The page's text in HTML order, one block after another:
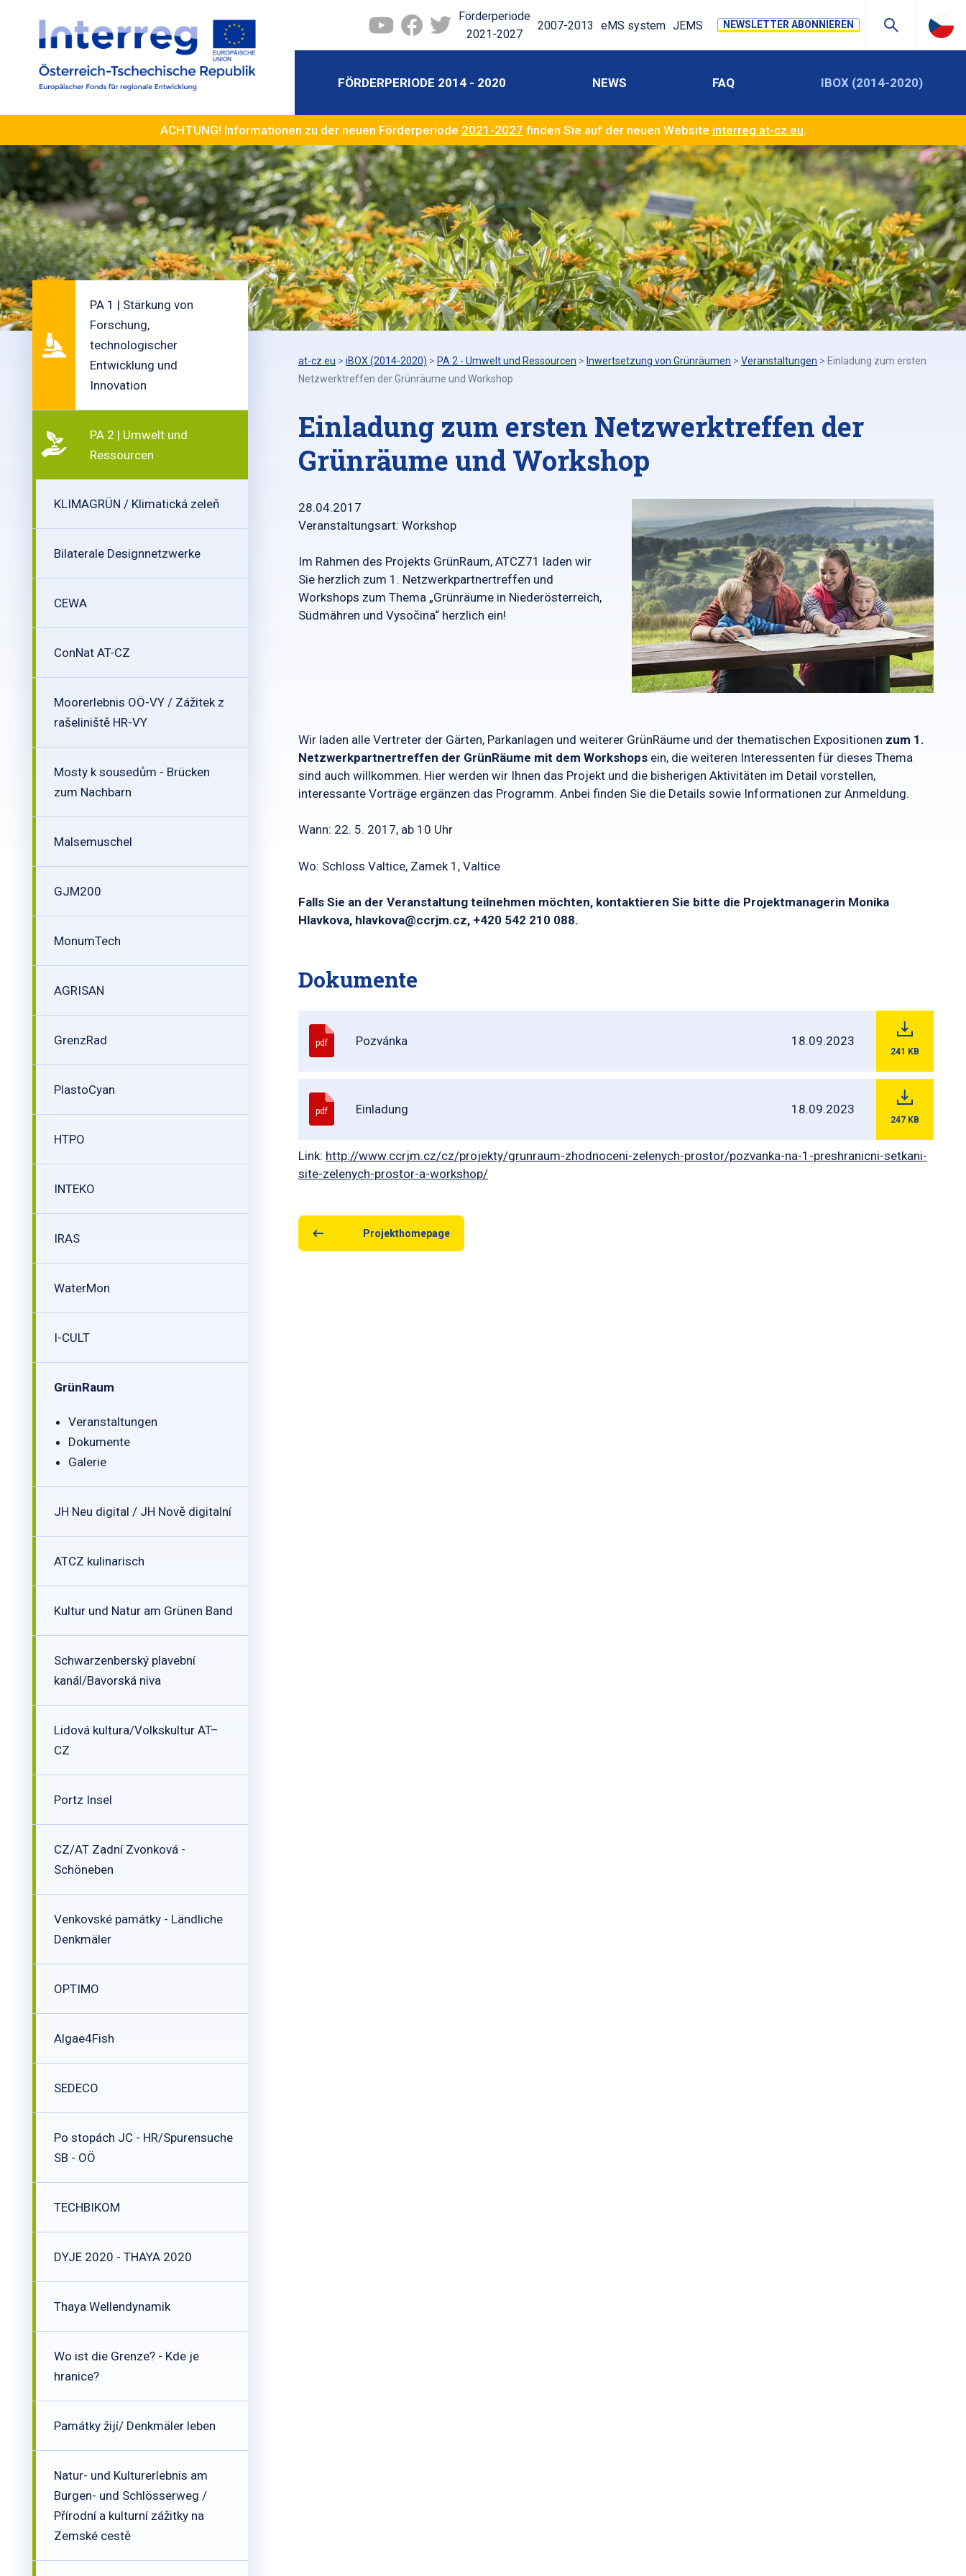
Förderperiode
2021-2027
2007-2013 eMS system JEMS NEWSLETTER ABONNIEREN
FÖRDERPERIODE 2014 - 2020 NEWS FAQ IBOX (2014-2020)
ACHTUNG! Informationen zu der neuen Förderperiode 2021-2027 finden Sie auf der neuen Website interreg.at-cz.eu.
PA 1 | Stärkung von
Forschung,
technologischer
Entwicklung und
Innovation
PA 2 | Umwelt und
Ressourcen
KLIMAGRÜN / Klimatická zeleň
Bilaterale Designnetzwerke
CEWA
ConNat AT-CZ
Moorerlebnis OÖ-VY / Zážitek z
rašeliniště HR-VY
Mosty k sousedům - Brücken
zum Nachbarn
Malsemuschel
GJM200
MonumTech
AGRISAN
GrenzRad
PlastoCyan
HTPO
INTEKO
IRAS
WaterMon
I-CULT
GrünRaum
Veranstaltungen
Dokumente
Galerie
JH Neu digital / JH Nově digitalní
ATCZ kulinarisch
Kultur und Natur am Grünen Band
Schwarzenberský plavební
kanál/Bavorská niva
Lidová kultura/Volkskultur AT–
CZ
Portz Insel
CZ/AT Zadní Zvonková -
Schöneben
Venkovské památky - Ländliche
Denkmäler
OPTIMO
Algae4Fish
SEDECO
Po stopách JC - HR/Spurensuche
SB - OÖ
TECHBIKOM
DYJE 2020 - THAYA 2020
Thaya Wellendynamik
Wo ist die Grenze? - Kde je
hranice?
Památky žijí/ Denkmäler leben
Natur- und Kulturerlebnis am
Burgen- und Schlösserweg /
Přírodní a kulturní zážitky na
Zemské cestě
at-cz.eu > iBOX (2014-2020) > PA 2 - Umwelt und Ressourcen > Inwertsetzung von Grünräumen > Veranstaltungen > Einladung zum ersten
Netzwerktreffen der Grünräume und Workshop
Einladung zum ersten Netzwerktreffen der
Grünräume und Workshop
28.04.2017
Veranstaltungsart: Workshop
Im Rahmen des Projekts GrünRaum, ATCZ71 laden wir
Sie herzlich zum 1. Netzwerkpartnertreffen und
Workshops zum Thema „Grünräume in Niederösterreich,
Südmähren und Vysočina“ herzlich ein!
Wir laden alle Vertreter der Gärten, Parkanlagen und weiterer GrünRäume und der thematischen Expositionen zum 1.
Netzwerkpartnertreffen der GrünRäume mit dem Workshops ein, die weiteren Interessenten für dieses Thema
sind auch willkommen. Hier werden wir Ihnen das Projekt und die bisherigen Aktivitäten im Detail vorstellen,
interessante Vorträge ergänzen das Programm. Anbei finden Sie die Details sowie Informationen zur Anmeldung.
Wann: 22. 5. 2017, ab 10 Uhr
Wo: Schloss Valtice, Zamek 1, Valtice
Falls Sie an der Veranstaltung teilnehmen möchten, kontaktieren Sie bitte die Projektmanagerin Monika
Hlavkova, hlavkova@ccrjm.cz, +420 542 210 088.
Dokumente
pdf Pozvánka 18.09.2023
241 KB
pdf Einladung 18.09.2023
247 KB
Link: http://www.ccrjm.cz/cz/projekty/grunraum-zhodnoceni-zelenych-prostor/pozvanka-na-1-preshranicni-setkani-
site-zelenych-prostor-a-workshop/
Projekthomepage